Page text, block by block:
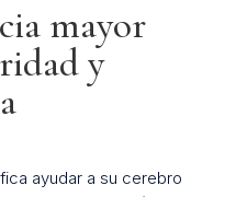
mayor
y
ayudar a su cerebro